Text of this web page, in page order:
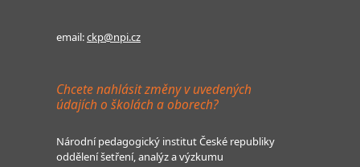
email:ckp@npi.cz
Chcete nahlásit změny v uvedených
údajích o školách a oborech?
Národní pedagogický institut České republiky
oddělení šetření, analýz a výzkumu